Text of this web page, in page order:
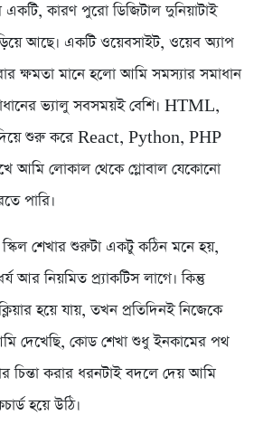
কারণ পুরো ডিজিটাল দুনিয়াটাই
আছে। একটি ওয়েবসাইট, ওয়েব অ্যাপ
ক্ষমতা মানে হলো আমি সমস্যার সমাধান
ভ্যালু সবসময়ই বেশি। HTML,
শুরু করে React, Python, PHP
আমি লোকাল থেকে গ্লোবাল যেকোনো
পারি।
শেখার শুরুটা একটু কঠিন মনে হয়,
আর নিয়মিত প্র্যাকটিস লাগে। কিন্তু
হয়ে যায়, তখন প্রতিদিনই নিজেকে
দেখেছি, কোড শেখা শুধু ইনকামের পথ
চিন্তা করার ধরনটাই বদলে দেয় আমি
হয়ে উঠি।